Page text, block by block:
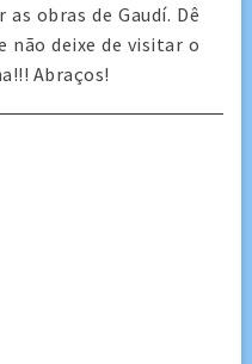
obras de Gaudí. Dê
não deixe de visitar o
Abraços!